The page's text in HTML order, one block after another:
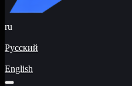
ru
Русский
English